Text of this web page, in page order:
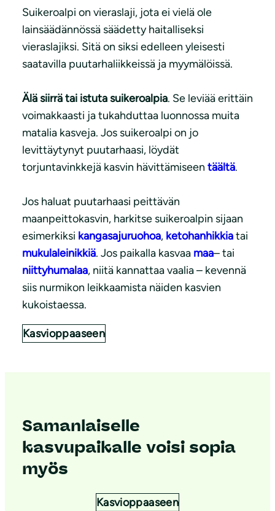
Suikeroalpi on vieraslaji, jota ei vielä ole
lainsäädännössä säädetty haitalliseksi
vieraslajiksi. Sitä on siksi edelleen yleisesti
saatavilla puutarhaliikkeissä ja myymälöissä.
Älä siirrä tai istuta suikeroalpia. Se leviää erittäin
voimakkaasti ja tukahduttaa luonnossa muita
matalia kasveja. Jos suikeroalpi on jo
levittäytynyt puutarhaasi, löydät
torjuntavinkkejä kasvin hävittämiseen täältä.
Jos haluat puutarhaasi peittävän
maanpeittokasvin, harkitse suikeroalpin sijaan
esimerkiksi kangasajuruohoa, ketohanhikkiatai
mukulaleinikkiä. Jos paikalla kasvaa maa– tai
niittyhumalaa, niitä kannattaa vaalia – kevennä
siis nurmikon leikkaamista näiden kasvien
kukoistaessa.
Kasvioppaaseen
Samanlaiselle
kasvupaikalle voisi sopia
myös
Kasvioppaaseen